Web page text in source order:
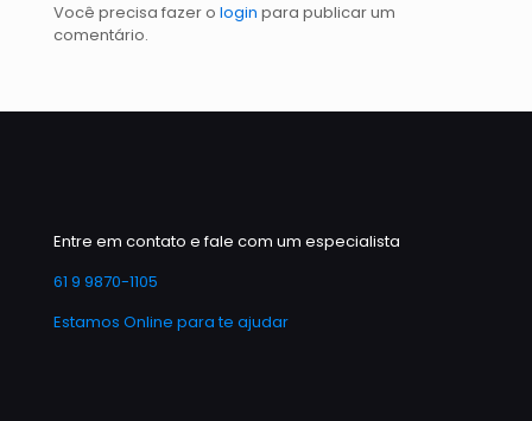
Você precisa fazer o login para publicar um
comentário.
Entre em contato e fale com um especialista
61 9 9870-1105
Estamos Online para te ajudar